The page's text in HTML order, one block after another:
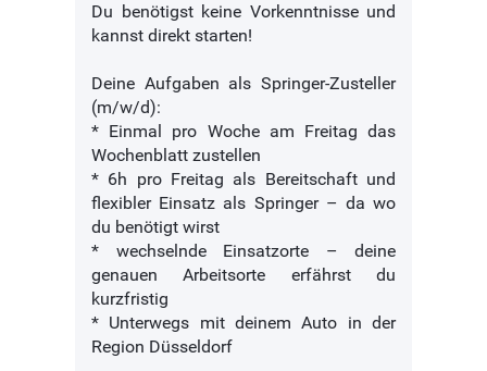
Du benötigst keine Vorkenntnisse und
kannst direkt starten!
Deine Aufgaben als Springer-Zusteller
(m/w/d):
* Einmal pro Woche am Freitag das
Wochenblatt zustellen
* 6h pro Freitag als Bereitschaft und
flexibler Einsatz als Springer – da wo
du benötigt wirst
* wechselnde Einsatzorte – deine
genauen Arbeitsorte erfährst du
kurzfristig
* Unterwegs mit deinem Auto in der
Region Düsseldorf